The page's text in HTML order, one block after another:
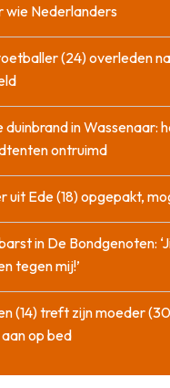
wie Nederlanders
(24) overleden
duinbrand in Wassenaar:
ontruimd
uit Ede (18) opgepakt,
in De Bondgenoten:
tegen mij!’
(14) treft zijn moeder
op bed